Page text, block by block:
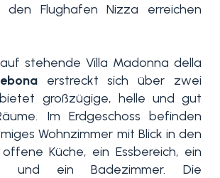
den Flughafen Nizza erreichen
stehende Villa Madonna della
erstreckt sich über zwei
großzügige, helle und gut
Im Erdgeschoss befinden
Wohnzimmer mit Blick in den
Küche, ein Essbereich, ein
und ein Badezimmer. Die